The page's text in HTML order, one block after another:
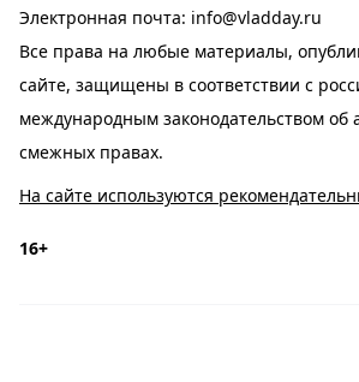
Электронная почта: info@vladday.ru
Все права на любые материалы,
сайте, защищены в соответствии с
международным законодательством об
смежных правах.
На сайте используются
16+